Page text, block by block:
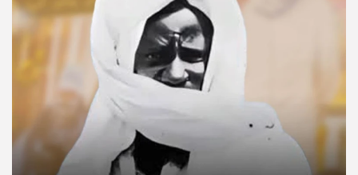
© Copyright 2025, APS